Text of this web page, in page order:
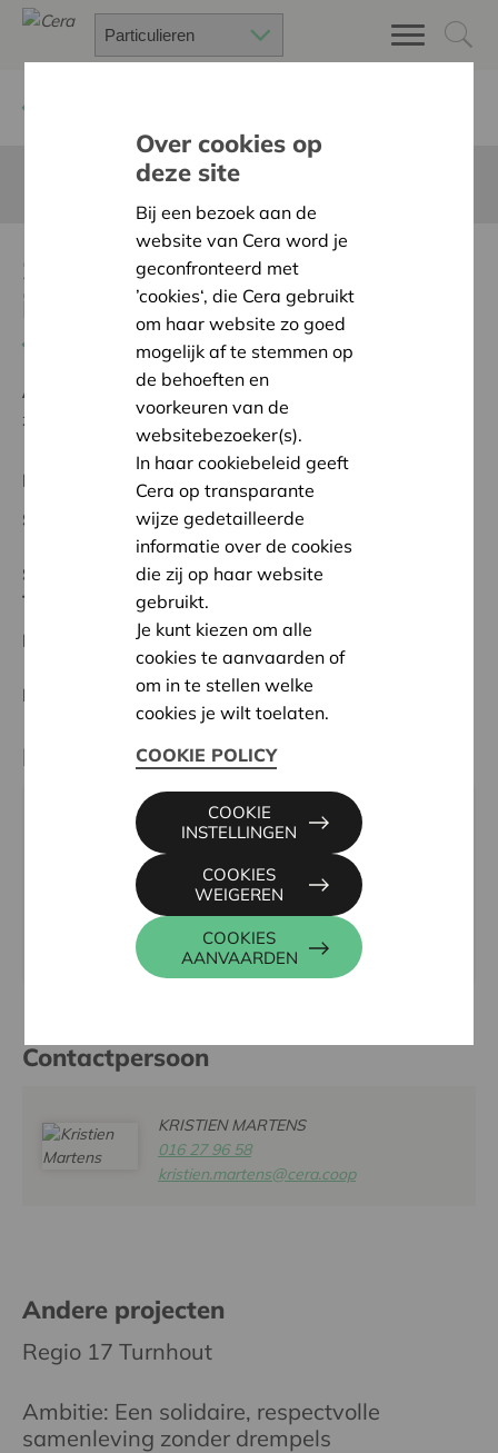
Deze pagina is niet vertaald in het Nederlands
Snoezelruimte voor
iedereen
Terug naar overzicht
Ambitie:
Een solidaire, respectvolle samenleving
zonder drempels
Regionaal Project
Startdatum:
14/10/2025
Status:
In behandeling
Turnhout
Datum:
14/10/2025
Beslissing: Goedgekeurd
Partner
GO! Basisschool VONK!, Smiskensstraat 58, 2300
014 41 30 76
directie@basisschoolvonk.be
www.desmiskens.be
Contactpersoon
KRISTIEN MARTENS
016 27 96 58
kristien.martens@cera.coop
Andere projecten
Regio 17 Turnhout
Ambitie: Een solidaire, respectvolle
samenleving zonder drempels
Over cookies op
deze site
Bij een bezoek aan de
website van Cera word je
geconfronteerd met
’cookies‘, die Cera gebruikt
om haar website zo goed
mogelijk af te stemmen op
de behoeften en
voorkeuren van de
websitebezoeker(s).
In haar cookiebeleid geeft
Cera op transparante
wijze gedetailleerde
informatie over de cookies
die zij op haar website
gebruikt.
Je kunt kiezen om alle
cookies te aanvaarden of
om in te stellen welke
cookies je wilt toelaten.
COOKIE POLICY
COOKIES
AANVAARDEN
COOKIES
WEIGEREN
COOKIE
INSTELLINGEN